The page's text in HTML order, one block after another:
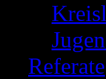
Referate